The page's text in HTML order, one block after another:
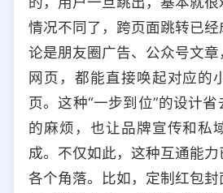
情况不同了，跨页面跳转已
论是朋友圈广告、公众号文
网页，都能直接唤起对应的
页。这种“一步到位”的设计
的麻烦，也让品牌宣传和私
成。不仅如此，这种互通能
各个角落。比如，定制红包